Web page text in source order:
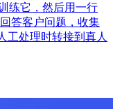
练它，然后用一行
答客户问题，收集
工处理时转接到真人